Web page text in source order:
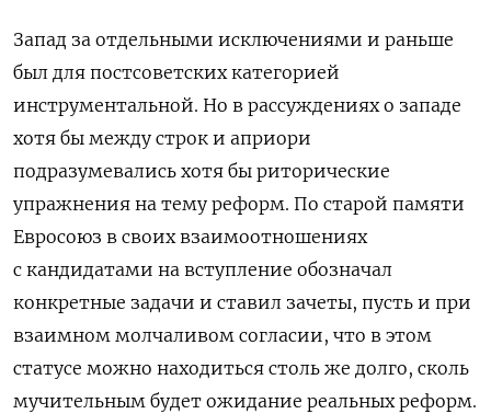
Запад за отдельными исключениями и раньше
был для постсоветских категорией
инструментальной. Но в рассуждениях о западе
хотя бы между строк и априори
подразумевались хотя бы риторические
упражнения на тему реформ. По старой памяти
Евросоюз в своих взаимоотношениях
с кандидатами на вступление обозначал
конкретные задачи и ставил зачеты, пусть и при
взаимном молчаливом согласии, что в этом
статусе можно находиться столь же долго, сколь
мучительным будет ожидание реальных реформ.